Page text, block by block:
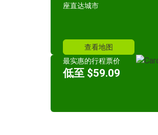
座直达城市
查看地图
最实惠的行程票价
低至 $59.09